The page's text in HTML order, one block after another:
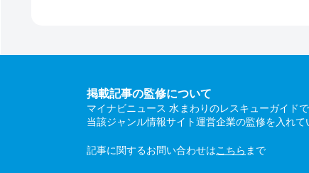
掲載記事の監修について
マイナビニュース 水まわりのレスキューガイド
当該ジャンル情報サイト運営企業の監修を入れて
記事に関するお問い合わせはこちら まで